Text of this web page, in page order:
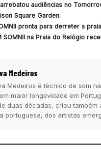
audiências no
Square Garden.
pronta para derreter a
SOMNII na Praia do Relógio
Medeiros
Medeiros é técnico de som
maior longevidade em
duas décadas, criou
portuguesa, dos artistas